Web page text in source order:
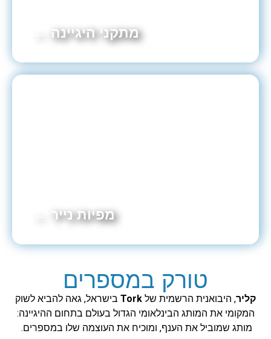
מתקני היגיינה ←
מפיות נייר ←
טורק במספרים
קליר, היבואנית הרשמית של Torkבישראל, גאה להביא לשוק
המקומי את המותג הבינלאומי הגדול בעולם בתחום ההיגיינה:
מותג שמוביל את הענף, ומוכיח את העוצמה שלו במספרים.